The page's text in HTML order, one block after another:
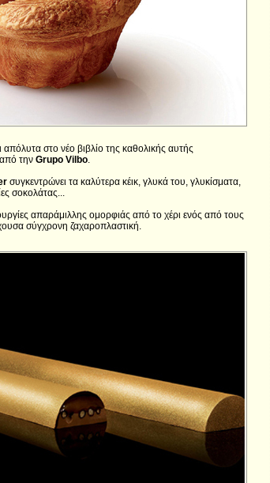
στο νέο βιβλίο της καθολικής αυτής
την Grupo Vilbo.
συγκεντρώνει τα καλύτερα κέικ, γλυκά του, γλυκίσματα,
σοκολάτας...
απαράμιλλης ομορφιάς από το χέρι ενός από τους
σύγχρονη ζαχαροπλαστική.